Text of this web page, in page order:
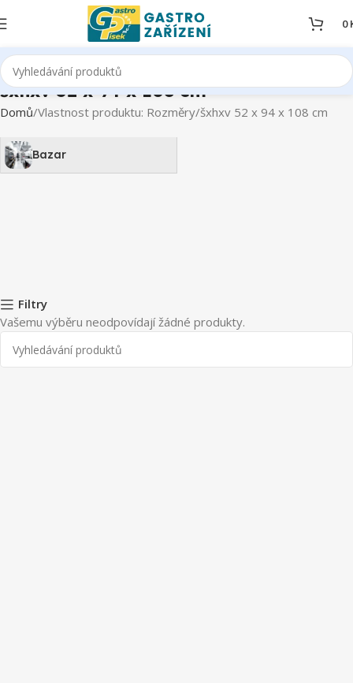
0
šxhxv 52 x 94 x 108 cm
Domů Vlastnost produktu: Rozměry šxhxv 52 x 94 x 108 cm
Bazar
Filtry
Vašemu výběru neodpovídají žádné produkty.